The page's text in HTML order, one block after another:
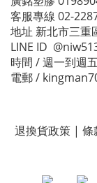
客服專線 02-
地址 新北市三重
LINE ID
時間 / 週一到週
電郵 /
退換貨政策 |